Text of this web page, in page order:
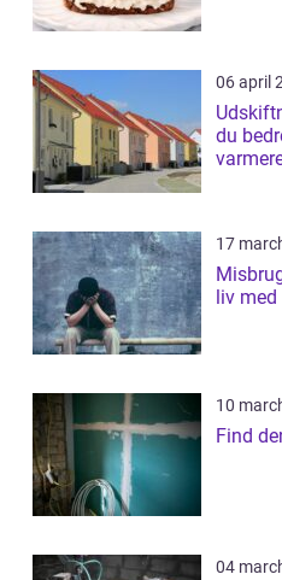
06 april
du
17
liv
10
Find
04